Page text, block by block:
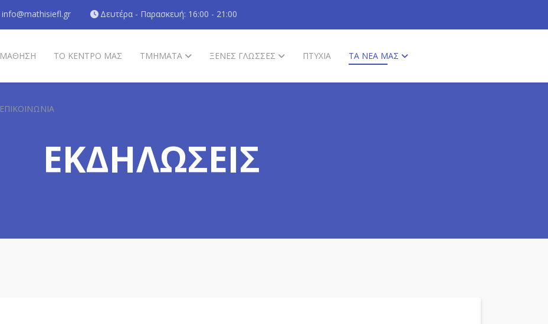
info@mathisiefl.gr Δευτέρα - Παρασκευή: 16:00 - 21:00
ΜΑΘΗΣΗ ΤΟ ΚΕΝΤΡΟ ΜΑΣ ΤΜΗΜΑΤΑ ΞΈΝΕΣ ΓΛΏΣΣΕΣ ΠΤΥΧΙΑ ΤΑ ΝΕΑ ΜΑΣ
ΕΠΙΚΟΙΝΩΝΊΑ
ΕΚΔΗΛΩΣΕΙΣ